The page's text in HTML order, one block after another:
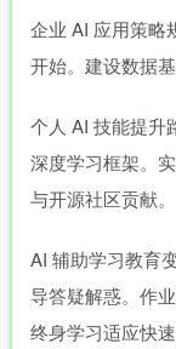
企业 AI 应用策略
开始。建设数据
个人 AI 技能提升
深度学习框架。
与开源社区贡献。
AI 辅助学习教育
导答疑解惑。作
终身学习适应快速